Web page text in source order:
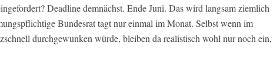
Deadline demnächst. Ende Juni. Das wird langsam ziemlich
Bundesrat tagt nur einmal im Monat. Selbst wenn im
durchgewunken würde, bleiben da realistisch wohl nur noch ein,